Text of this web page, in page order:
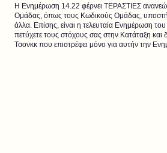
Η Ενημέρωση 14.22 φέρνει ΤΕΡΑΣΤΙΕΣ
Ομάδας, όπως τους Κωδικούς Ομάδας,
άλλα. Επίσης, είναι η τελευταία Ενημέρωση
πετύχετε τους στόχους σας στην Κατάταξη
Τσονκκ που επιστρέφει μόνο για αυτήν την